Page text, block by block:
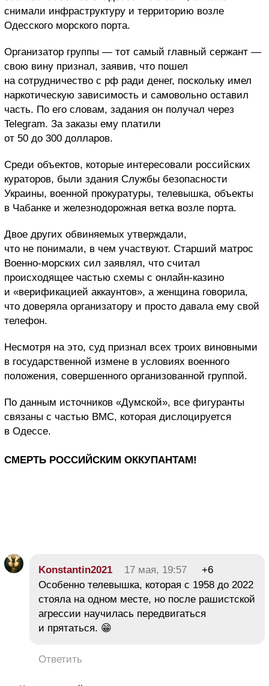
снимали инфраструктуру и территорию возле
Одесского морского порта.
Организатор группы — тот самый главный сержант —
свою вину признал, заявив, что пошел
на сотрудничество с рф ради денег, поскольку имел
наркотическую зависимость и самовольно оставил
часть. По его словам, задания он получал через
Telegram. За заказы ему платили
от 50 до 300 долларов.
Среди объектов, которые интересовали российских
кураторов, были здания Службы безопасности
Украины, военной прокуратуры, телевышка, объекты
в Чабанке и железнодорожная ветка возле порта.
Двое других обвиняемых утверждали,
что не понимали, в чем участвуют. Старший матрос
Военно-морских сил заявлял, что считал
происходящее частью схемы с онлайн-казино
и «верификацией аккаунтов», а женщина говорила,
что доверяла организатору и просто давала ему свой
телефон.
Несмотря на это, суд признал всех троих виновными
в государственной измене в условиях военного
положения, совершенного организованной группой.
По данным источников «Думской», все фигуранты
связаны с частью ВМС, которая дислоцируется
в Одессе.
СМЕРТЬ РОССИЙСКИМ ОККУПАНТАМ!
Konstantin2021 17 мая, 19:57
+6
Особенно телевышка, которая с 1958 до 2022
стояла на одном месте, но после рашистской
агрессии научилась передвигаться
и прятаться. 😁
Ответить